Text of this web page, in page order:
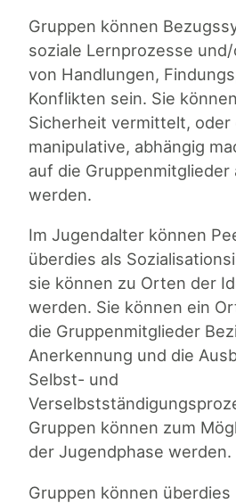
Gruppen können
soziale Lernprozesse
von Handlungen,
Konflikten sein. Sie
Sicherheit vermittelt, oder
manipulative, abhängig
auf die Gruppenmitglieder
werden.
Im Jugendalter können
überdies als
sie können zu Orten der
werden. Sie können ein
die Gruppenmitglieder
Anerkennung und die
Selbst- und
Gruppen können zum
der Jugendphase werden.
Gruppen können